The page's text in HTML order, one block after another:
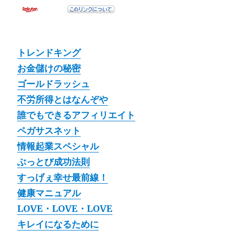
トレンドキング
お金儲けの秘密
ゴールドラッシュ
不労所得とはなんぞや
誰でもできるアフィリエイト
ペガサスネット
情報起業スペシャル
ぶっとび成功法則
すっげぇ幸せ最前線！
健康マニュアル
LOVE・LOVE・LOVE
キレイになるために